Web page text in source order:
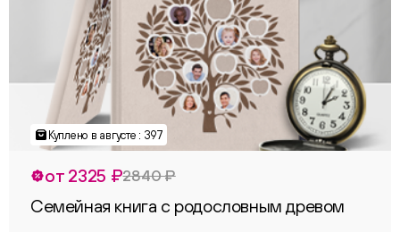
Куплено в августе : 397
от 2325 ₽2840 ₽
Семейная книга с родословным древом